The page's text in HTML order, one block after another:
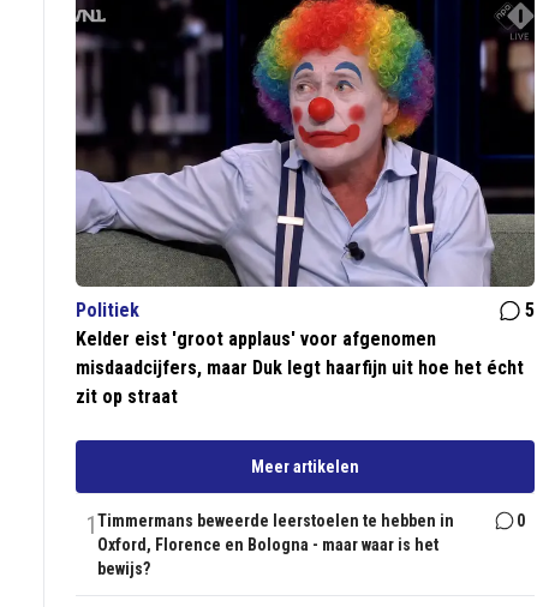
Politiek
5
Kelder eist 'groot applaus' voor afgenomen
misdaadcijfers, maar Duk legt haarfijn uit hoe het écht
zit op straat
Meer artikelen
1Timmermans beweerde leerstoelen te hebben in
Oxford, Florence en Bologna - maar waar is het
bewijs?
0